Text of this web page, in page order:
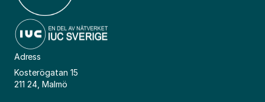
Adress
Kosterögatan 15
211 24, Malmö